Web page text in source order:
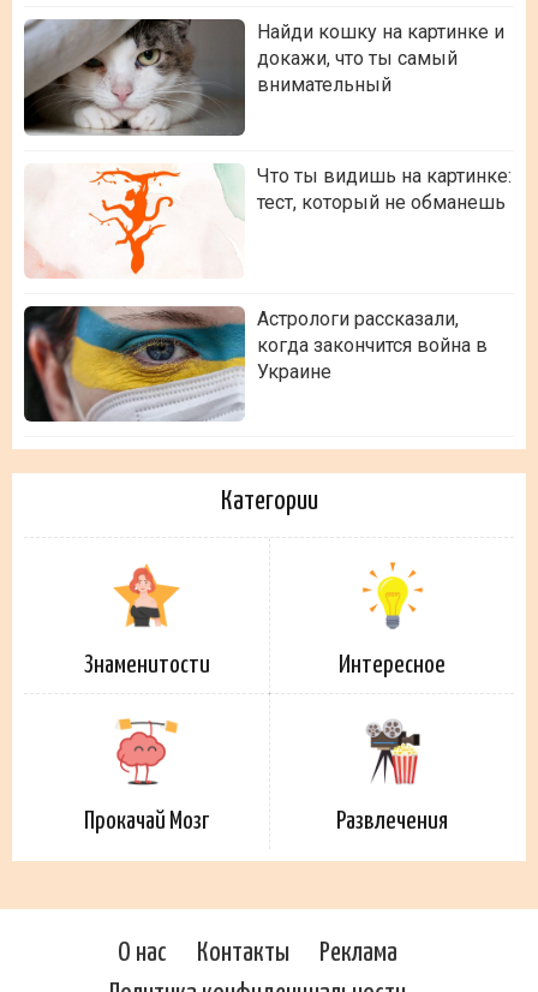
Найди кошку на картинке и
докажи, что ты самый
внимательный
Что ты видишь на картинке:
тест, который не обманешь
Астрологи рассказали,
когда закончится война в
Украине
Категории
Знаменитости Интересное
Прокачай Мозг Развлечения
О нас Контакты
Реклама